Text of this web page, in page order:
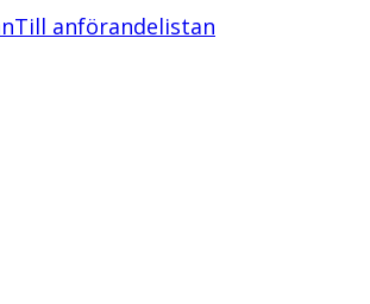
Till anförandelistan